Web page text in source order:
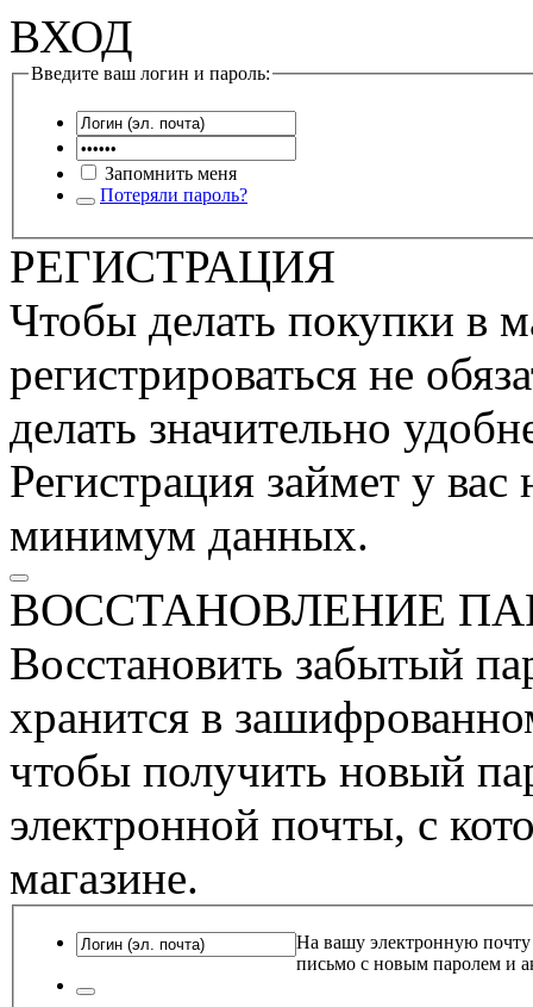
ВХОД
Введите ваш логин и пароль:
Запомнить меня
Потеряли пароль?
РЕГИСТРАЦИЯ
Чтобы делать покупки в
регистрироваться не
делать значительно
Регистрация займет у
минимум данных.
ВОССТАНОВЛЕНИЕ
Восстановить забытый
хранится в
чтобы получить новый
электронной почты, с
магазине.
На вашу электронную почту
письмо с новым паролем и